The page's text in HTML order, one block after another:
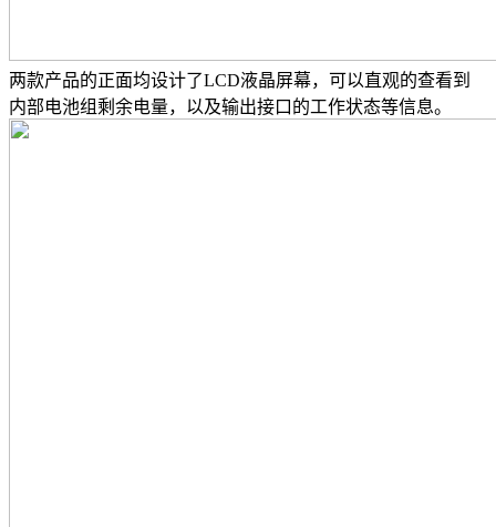
两款产品的正面均设计了LCD液晶屏幕，可以直观的查看到
内部电池组剩余电量，以及输出接口的工作状态等信息。